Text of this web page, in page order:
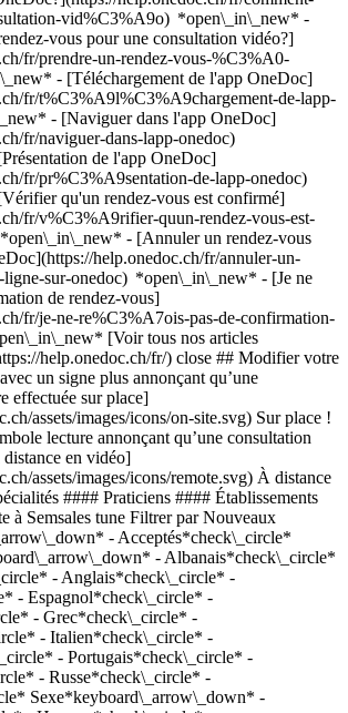
vid%C3%A9o) *open\_in\_new* -
vous pour une consultation vidéo?]
fr/prendre-un-rendez-vous-%C3%A0-
- [Téléchargement de l'app OneDoc]
fr/t%C3%A9l%C3%A9chargement-de-lapp-
- [Naviguer dans l'app OneDoc]
fr/naviguer-dans-lapp-onedoc)
de l'app OneDoc]
fr/pr%C3%A9sentation-de-lapp-onedoc)
plus annonçant qu’une consultation peut être effectuée sur place](https://www.onedoc.ch/assets/images/icons/on-site.svg) Sur place ![Caméra avec un symbole lecture annonçant qu’une consultation peut être effectuée à distance en vidéo](https://www.onedoc.ch/assets/images/icons/remote.svg) À distance Rechercher #### Spécialités #### Praticiens #### Établissements edit Médecin-dentiste à Semsales tune Filtrer par Nouveaux patients*keyboard\_arrow\_down* - Acceptés*check\_circle* Langue parlée*keyboard\_arrow\_down* - Albanais*check\_circle* - Allemand*check\_circle* - Anglais*check\_circle* - Arabe*check\_circle* - Espagnol*check\_circle* - Français*check\_circle* - Grec*check\_circle* - Hongrois*check\_circle* - Italien*check\_circle* - Néerlandais*check\_circle* - Portugais*check\_circle* - Roumain*check\_circle* - Russe*check\_circle* - Suédois*check\_circle* Sexe*keyboard\_arrow\_down* - Femme*check\_circle* - Homme*check\_circle* Disponibilité*keyboard\_arrow\_down* - Disponible aujourdhui*check\_circle* - Dans les 3 prochains jours*check\_circle* - Dans les 7 prochains jours*check\_circle* - Dans les 14 prochains jours*check\_circle* # Médecin-dentiste à Semsales: prenez rendez-vous en ligne aujourd'hui ## 5 résultats à Semsales [![Dr. Gonçalo Lopes, médecin-dentiste à Semsales](https://assets.onedoc.ch/images/users/720ec6e19e550f93549bef8e6236b5ad04aeb7fb2a0c739990c5bf5b7df06d1f-small.png "Dr. Gonçalo Lopes, médecin-dentiste à Semsales")](https://www.onedoc.ch/fr/medecin-dentiste/semsales/pcvwh/dr-goncalo-lopes) ### [Dr. Gonçalo Lopes](https://www.onedoc.ch/fr/medecin-dentiste/semsales/pcvwh/dr-goncalo-lopes) Médecin-dentiste [Proxident - Semsales](https://www.onedoc.ch/fr/cabinet-dentaire/semsales/e9b2/proxident-semsales) Rue de la Bonne-Eau 26 1623 Semsales ![Icône patient avec un signe plus annonçant que le professionnel accepte de nouveaux patients](https://www.onedoc.ch/assets/images/icons/new-patients.svg)Accepte les nouveaux patients [Réserver un RDV](https://www.onedoc.ch/fr/medecin-dentiste/semsales/pcvwh/dr-goncalo-lopes) Expertises:[Urgence dentaire](https://www.onedoc.ch/fr/urgence-dentaire/semsales), [Détartrage](https://www.onedoc.ch/fr/detartrage/semsales), [Dévitalisation](https://www.onedoc.ch/fr/devitalisation/semsales), [Carie](https://www.onedoc.ch/fr/carie/semsales), [Infection dentaire | Rage de dents](https://www.onedoc.ch/fr/infection-dentaire-rage-de-dents/semsales), [Prothèse dentaire | Stellite dentaire](https://www.onedoc.ch/fr/prothese-dentaire-stellite-dentaire/semsales), [Facette dentaire céramique | Veneer](https://www.onedoc.ch/fr/facette-dentaire-ceramique-veneer/semsales), [Blanchiment dentaire](https://www.onedoc.ch/fr/blanchiment-dentaire/semsales), [Endodontie](https://www.onedoc.ch/fr/endodontie/semsales)Voir plus *chevron\_left* lun. 03 août *chevron\_right* Voir plus de rendez-vous *error\_outline* Une erreur s'est produite lors du chargement des disponibilités [Réessayer](https://www.onedoc.ch) Expertises:[Urgence dentaire](https://www.onedoc.ch/fr/urgence-dentaire/semsales), [Détartrage](https://www.onedoc.ch/fr/detartrage/semsales), [Dévitalisation](https://www.onedoc.ch/fr/devitalisation/semsales), [Carie](https://www.onedoc.ch/fr/carie/semsales), [Infection dentaire | Rage de dents](https://www.onedoc.ch/fr/infection-dentaire-rage-de-dents/semsales), [Prothèse dentaire | Stellite dentaire](https://www.onedoc.ch/fr/prothese-dentaire-stellite-dentaire/semsales), [Facette dentaire céramique | Veneer](https://www.onedoc.ch/fr/facette-dentaire-ceramique-veneer/semsales), [Blanchiment dentaire](https://www.onedoc.ch/fr/blanchiment-dentaire/semsales), [Endodontie](https://www.onedoc.ch/fr/endodontie/semsales)Voir plus [![Dr. Shéhérazade SAADI, médecin-dentiste à Semsales](https://assets.onedoc.ch/images/users/25d92ba716dcf99a96be3a862dfbc5f268bca97dc94f274c961ce13bc980c764-small.png "Dr. Shéhérazade SAADI, médecin-dentiste à Semsales")](https://www.onedoc.ch/fr/medecin-dentiste/semsales/pco8b/dr-sheherazade-saadi) ### [Dr. Shéhérazade SAADI](https://www.onedoc.ch/fr/medecin-dentiste/semsales/pco8b/dr-sheherazade-saadi) ![Badge indiquant un profil vérifié](https://www.onedoc.ch/assets/images/icons/checkmark.svg) Médecin-dentiste [Proxident - Semsales](https://www.onedoc.ch/fr/cabinet-dentaire/semsales/e9b2/proxident-semsales) Rue de la Bonne-Eau 26 1623 Semsales ![Icône patient avec un signe plus annonçant que le professionnel accepte de nouveaux patients](https://www.onedoc.ch/assets/images/icons/new-patients.svg)Accepte les nouveaux patients [Réserver un RDV](https://www.onedoc.ch/fr/medecin-dentiste/semsales/pco8b/dr-sheherazade-saadi) Expertises:[Urgence dentaire](https://www.onedoc.ch/fr/urgence-dentaire/semsales), [Carie](https://www.onedoc.ch/fr/carie/semsales), [Infection dentaire | Rage de dents](https://www.onedoc.ch/fr/infection-dentaire-rage-de-dents/semsales), [Blanchiment dentaire](https://www.onedoc.ch/fr/blanchiment-dentaire/semsales), [Gingivite](https://www.onedoc.ch/fr/gingivite/semsales), [Facette dentaire céramique | Veneer](https://www.onedoc.ch/fr/facette-dentaire-ceramique-veneer/semsales), [Dévitalisation](https://www.onedoc.ch/fr/devitalisation/semsales), [Abcès dentaire](https://www.onedoc.ch/fr/abces-dentaire/semsales), [Implant dentaire](https://www.onedoc.ch/fr/implant-dentaire/semsales), [Radiographie dentaire](https://www.onedoc.ch/fr/radiographie-dentaire/semsales), [Couronne dentaire](https://www.onedoc.ch/fr/couronne-dentaire/semsales), [Greffe de gencive](https://www.onedoc.ch/fr/greffe-de-gencive/semsales), [Parodontologie | Soin des gencives | Déchaussement des dents](https://www.onedoc.ch/fr/parodontologie-soin-des-gencives-dechaussement-des-dents/semsales), [Bruxisme | Grincement des dents](https://www.onedoc.ch/fr/bruxisme-grincement-des-dents/semsales)Voir plus *chevron\_left* lun. 03 août *chevron\_right* Voir plus de rendez-vous *error\_outline* Une erreur s'est produite lors du chargement des disponibilités [Réessayer](https://www.onedoc.ch) Expertises:[Urgence dentaire](https://www.onedoc.ch/fr/urgence-dentaire/semsales), [Carie](https://www.onedoc.ch/fr/carie/semsales), [Infection dentaire | Rage de dents](https://www.onedoc.ch/fr/infection-dentaire-rage-de-dents/semsales), [Blanchiment dentaire](https://www.onedoc.ch/fr/blanchiment-dentaire/semsales), [Gingivite](https://www.onedoc.ch/fr/gingivite/semsales), [Facette dentaire céramique | Veneer](https://www.onedoc.ch/fr/facette-dentaire-ceramique-veneer/semsales), [Dévitalisation](https://www.onedoc.ch/fr/devitalisation/semsales), [Abcès dentaire](https://www.onedoc.ch/fr/abces-dentaire/semsales), [Implant dentaire](https://www.onedoc.ch/fr/implant-dentaire/semsales), [Radiographie dentaire](https://www.onedoc.ch/fr/radiographie-dentaire/semsales), [Couronne dentaire](https://www.onedoc.ch/fr/couronne-dentaire/semsales), [Greffe de gencive](https://www.onedoc.ch/fr/greffe-de-gencive/semsales), [Parodontologie | Soin des gencives | Déchaussement des dents](https://www.onedoc.ch/fr/parodontologie-soin-des-gencives-dechaussement-des-dents/semsales), [Bruxisme | Grincement des dents](https://www.onedoc.ch/fr/bruxisme-grincement-des-dents/semsales)Voir plus [![Dr. Samuel Radi, médecin-dentiste à Semsales](https://assets.onedoc.ch/images/users/6236c72291d5791da8154ad6214bba0642d85b56d44214ecbb461aa49330199c-small.png "Dr. Samuel Radi, médecin-dentiste à Semsales")](https://www.onedoc.ch/fr/medecin-dentiste/semsales/pco79/dr-samuel-radi) ### [Dr. Samuel Radi](https://www.onedoc.ch/fr/medecin-dentiste/semsales/pco79/dr-samuel-radi) ![Badge indiquant un profil vérifié](https://www.onedoc.ch/assets/images/icons/checkmark.svg) Médecin-dentiste [Proxident - Semsales](https://www.onedoc.ch/fr/cabinet-dentaire/semsales/e9b2/proxident-semsales) Rue de la Bonne-Eau 26 1623 Semsales ![Icône patient avec un signe plus annonçant que le professionnel accepte de nouveaux patients](https://www.onedoc.ch/assets/images/icons/new-patients.svg)Accepte les nouveaux patients [Réserver un RDV](https://www.onedoc.ch/fr/medecin-dentiste/semsales/pco79/dr-samuel-radi) Expertises:[Urgence dentaire](https://www.onedoc.ch/fr/urgence-dentaire/semsales), [Carie](https://www.onedoc.ch/fr/carie/semsales), [Infection dentaire | Rage de dents](https://www.onedoc.ch/fr/infection-dentaire-rage-de-dents/semsales), [Gingivite](https://www.onedoc.ch/fr/gingivite/semsales), [Facette dentaire céramique | Veneer](https://www.onedoc.ch/fr/facette-dentaire-ceramique-veneer/semsales), [Couronne dentaire](https://www.onedoc.ch/fr/couronne-dentaire/semsales), [Implant dentaire](https://www.onedoc.ch/fr/implant-dentaire/semsales), [Parodontologie | Soin des gencives | Déchaussement des dents](https://www.onedoc.ch/fr/parodontologie-soin-des-gencives-dechaussement-des-dents/semsales), [Greffes osseuses pour pose d'implants](https://www.onedoc.ch/fr/greffes-osseuses-pour-pose-d-implants/semsales), [Extraction dentaire | Dents de sagesse](https://www.onedoc.ch/fr/extraction-dentaire-dents-de-sagesse/semsales), [Prothèse dentaire | Stellite dentaire](https://www.onedoc.ch/fr/prothese-dentaire-stellite-dentaire/semsales), [Abcès dentaire](https://www.onedoc.ch/fr/abces-dentaire/semsales), [Radiographie dentaire](https://www.onedoc.ch/fr/radiographie-dentaire/semsales)Voir plus *chevron\_left* lun. 03 août